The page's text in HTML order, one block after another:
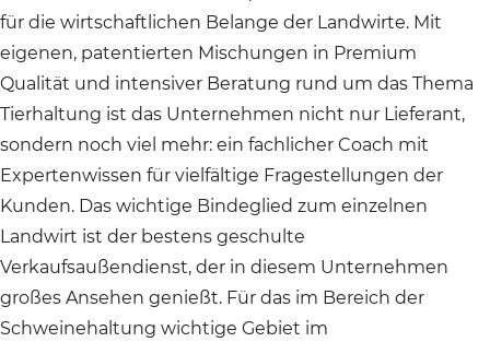
für die wirtschaftlichen Belange der Landwirte. Mit
eigenen, patentierten Mischungen in Premium
Qualität und intensiver Beratung rund um das Thema
Tierhaltung ist das Unternehmen nicht nur Lieferant,
sondern noch viel mehr: ein fachlicher Coach mit
Expertenwissen für vielfältige Fragestellungen der
Kunden. Das wichtige Bindeglied zum einzelnen
Landwirt ist der bestens geschulte
Verkaufsaußendienst, der in diesem Unternehmen
großes Ansehen genießt. Für das im Bereich der
Schweinehaltung wichtige Gebiet im